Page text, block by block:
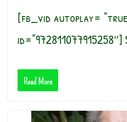
[fb_vid autoplay=
id=”972811077915258″]
Read More